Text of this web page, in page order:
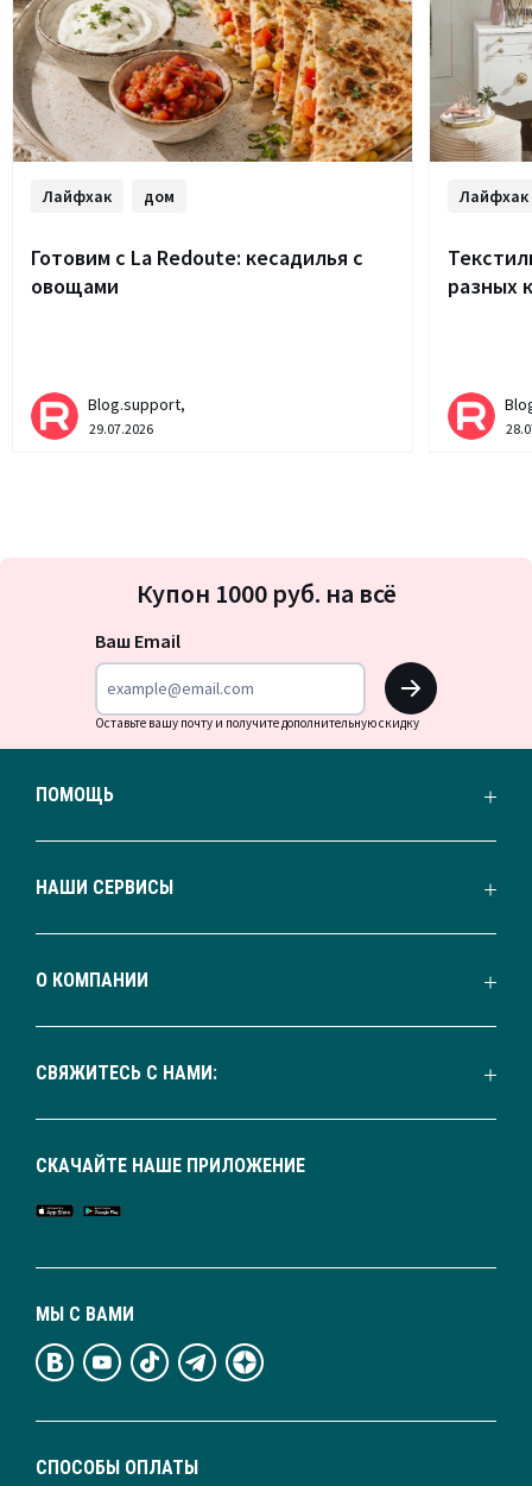
Лайфхак дом
Готовим с La Redoute: кесадилья с
овощами
Blog.support,
29.07.2026
Лайфхак
разных
на
Купон 1000 руб. на всё
Ваш Email
OK
Оставьте вашу почту и получите дополнительную скидку
ПОМОЩЬ
НАШИ СЕРВИСЫ
О КОМПАНИИ
СВЯЖИТЕСЬ С НАМИ:
СПОСОБЫ ОПЛАТЫ
МЫ С ВАМИ
СКАЧАЙТЕ НАШЕ ПРИЛОЖЕНИЕ